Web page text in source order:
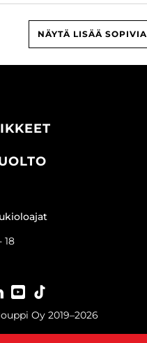
NÄYTÄ LISÄÄ SOPIVIA
18
LinkedInYoutube
Oy 2019–2026